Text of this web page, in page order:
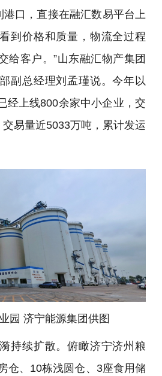
港口，直接在融汇数易平台上
到价格和质量，物流全过程
给客户。”山东融汇物产集团
副总经理刘孟瑾说。今年以
经上线800余家中小企业，交
易量近5033万吨，累计发运
园 济宁能源集团供图
续扩散。俯瞰济宁济州粮
仓、10栋浅圆仓、3座食用储